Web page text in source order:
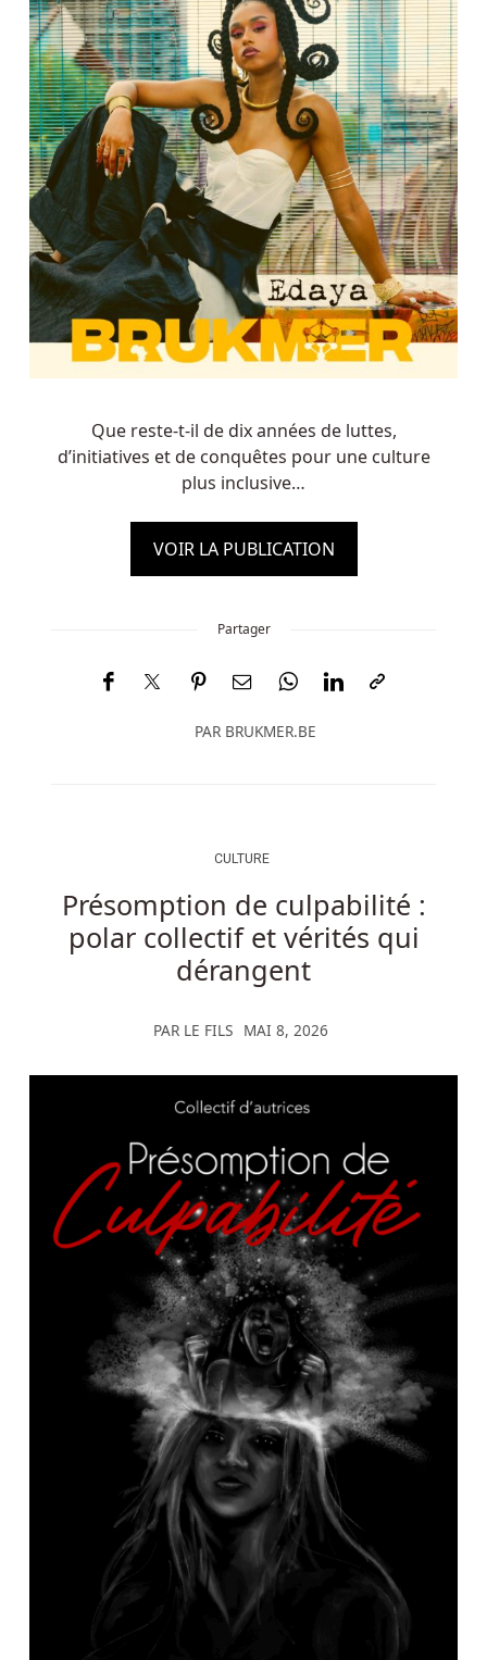
Que reste-t-il de dix années de luttes,
d’initiatives et de conquêtes pour une culture
plus inclusive…
VOIR LA PUBLICATION
Partager
PAR BRUKMER.BE
CULTURE
Présomption de culpabilité :
polar collectif et vérités qui
dérangent
PAR LE FILS MAI 8, 2026